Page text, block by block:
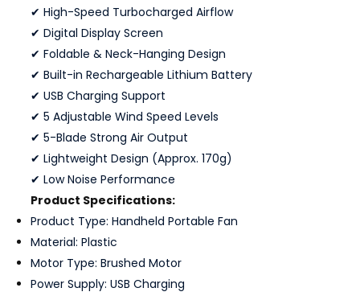
✔ High-Speed Turbocharged Airflow
✔ Digital Display Screen
✔ Foldable & Neck-Hanging Design
✔ Built-in Rechargeable Lithium Battery
✔ USB Charging Support
✔ 5 Adjustable Wind Speed Levels
✔ 5-Blade Strong Air Output
✔ Lightweight Design (Approx. 170g)
✔ Low Noise Performance
Product Specifications:
Product Type: Handheld Portable Fan
Material: Plastic
Motor Type: Brushed Motor
Power Supply: USB Charging